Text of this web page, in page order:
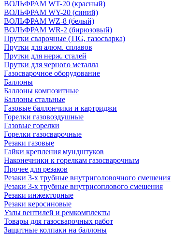
ВОЛЬФРАМ WT-20 (красный)
ВОЛЬФРАМ WY-20 (синий)
ВОЛЬФРАМ WZ-8 (белый)
ВОЛЬФРАМ WR-2 (бирюзовый)
Прутки сварочные (TIG, газосварка)
Прутки для алюм. сплавов
Прутки для нерж. сталей
Прутки для черного металла
Газосварочное оборудование
Баллоны
Баллоны композитные
Баллоны стальные
Газовые баллончики и картриджи
Горелки газовоздушные
Газовые горелки
Горелки газосварочные
Резаки газовые
Гайки крепления мундштуков
Наконечники к горелкам газосварочным
Прочее для резаков
Резаки 3-х трубные внутриголовочного смешения
Резаки 3-х трубные внутрисоплового смешения
Резаки инжекторные
Резаки керосиновые
Узлы вентилей и ремкомплекты
Товары для газосварочных работ
Защитные колпаки на баллоны